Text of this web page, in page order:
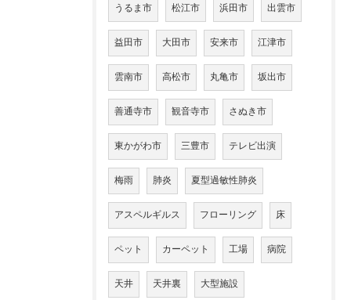
うるま市 松江市 浜田市 出雲市
益田市 大田市 安来市 江津市
雲南市 高松市 丸亀市 坂出市
善通寺市 観音寺市 さぬき市
東かがわ市 三豊市 テレビ出演
梅雨 肺炎 夏型過敏性肺炎
アスペルギルス フローリング 床
ペット カーペット 工場 病院
天井 天井裏 大型施設